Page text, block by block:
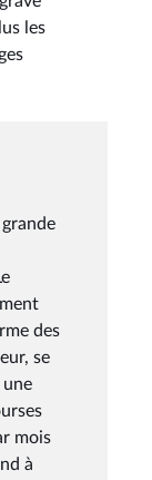
les
des
se
mois
à